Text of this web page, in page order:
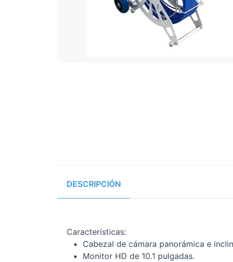
DESCRIPCIÓN
Características:
Cabezal de cámara panorámica e
Monitor HD de 10.1 pulgadas.